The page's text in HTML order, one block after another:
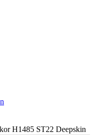
H1485 ST22 Deepskin